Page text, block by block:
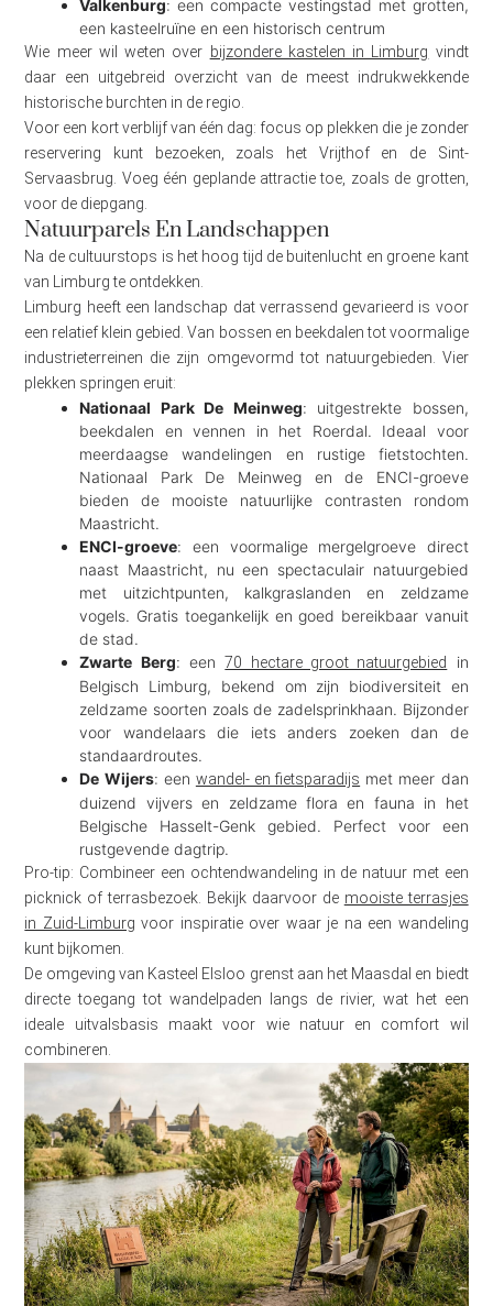
Valkenburg: een compacte vestingstad met grotten,
een kasteelruïne en een historisch centrum
Wie meer wil weten over bijzondere kastelen in Limburg vindt
daar een uitgebreid overzicht van de meest indrukwekkende
historische burchten in de regio.
Voor een kort verblijf van één dag: focus op plekken die je zonder
reservering kunt bezoeken, zoals het Vrijthof en de Sint-
Servaasbrug. Voeg één geplande attractie toe, zoals de grotten,
voor de diepgang.
Natuurparels En Landschappen
Na de cultuurstops is het hoog tijd de buitenlucht en groene kant
van Limburg te ontdekken.
Limburg heeft een landschap dat verrassend gevarieerd is voor
een relatief klein gebied. Van bossen en beekdalen tot voormalige
industrieterreinen die zijn omgevormd tot natuurgebieden. Vier
plekken springen eruit:
Nationaal Park De Meinweg: uitgestrekte bossen,
beekdalen en vennen in het Roerdal. Ideaal voor
meerdaagse wandelingen en rustige fietstochten.
Nationaal Park De Meinweg en de ENCI-groeve
bieden de mooiste natuurlijke contrasten rondom
Maastricht.
ENCI-groeve: een voormalige mergelgroeve direct
naast Maastricht, nu een spectaculair natuurgebied
met uitzichtpunten, kalkgraslanden en zeldzame
vogels. Gratis toegankelijk en goed bereikbaar vanuit
de stad.
Zwarte Berg: een70 hectare groot natuurgebied
in
Belgisch Limburg, bekend om zijn biodiversiteit en
zeldzame soorten zoals de zadelsprinkhaan. Bijzonder
voor wandelaars die iets anders zoeken dan de
standaardroutes.
De Wijers: een wandel- en fietsparadijs met meer dan
duizend vijvers en zeldzame flora en fauna in het
Belgische Hasselt-Genk gebied. Perfect voor een
rustgevende dagtrip.
Pro-tip: Combineer een ochtendwandeling in de natuur met een
picknick of terrasbezoek. Bekijk daarvoor de mooiste terrasjes
in Zuid-Limburg voor inspiratie over waar je na een wandeling
kunt bijkomen.
De omgeving van Kasteel Elsloo grenst aan het Maasdal en biedt
directe toegang tot wandelpaden langs de rivier, wat het een
ideale uitvalsbasis maakt voor wie natuur en comfort wil
combineren.